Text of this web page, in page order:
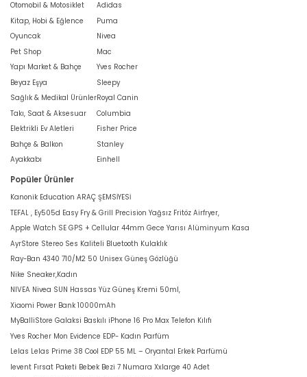
Otomobil & Motosiklet
Kitap, Hobi & Eğlence
Oyuncak
Pet Shop
Yapı Market & Bahçe
Beyaz Eşya
Sağlık & Medikal Ürünler
Takı, Saat & Aksesuar
Elektrikli Ev Aletleri
Bahçe & Balkon
Ayakkabı
Adidas
Puma
Nivea
Mac
Yves Rocher
Sleepy
Royal Canin
Columbia
Fisher Price
Stanley
Einhell
Popüler Ürünler
Kanonik Education ARAÇ ŞEMSİYESİ
TEFAL , Ey505d Easy Fry & Grill Precision Yağsız Fritöz Airfryer,
Apple Watch SE GPS + Cellular 44mm Gece Yarısı Alüminyum Kasa
AyrStore Stereo Ses Kaliteli Bluetooth Kulaklık
Ray-Ban 4340 710/M2 50 Unisex Güneş Gözlüğü
Nike Sneaker,Kadın
NIVEA Nivea SUN Hassas Yüz Güneş Kremi 50ml,
Xiaomi Power Bank 10000mAh
MyBalliStore Galaksi Baskılı iPhone 16 Pro Max Telefon Kılıfı
Yves Rocher Mon Evidence EDP- Kadın Parfüm
Lelas Lelas Prime 38 Cool EDP 55 ML – Oryantal Erkek Parfümü
levent Fırsat Paketi Bebek Bezi 7 Numara Xxlarge 40 Adet